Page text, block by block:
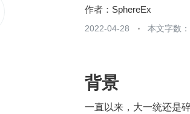
作者： SphereEx
2022-04-28 本文字数
背景
一直以来，大一统还是